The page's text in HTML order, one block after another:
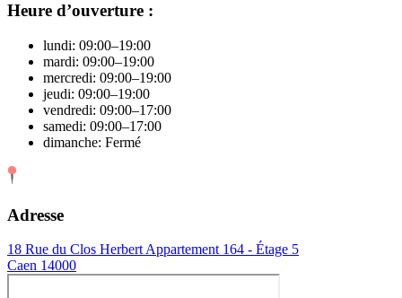
Heure d’ouverture :
lundi: 09:00–19:00
mardi: 09:00–19:00
mercredi: 09:00–19:00
jeudi: 09:00–19:00
vendredi: 09:00–17:00
samedi: 09:00–17:00
dimanche: Fermé
Adresse
18 Rue du Clos Herbert Appartement 164 - Étage 5
Caen 14000